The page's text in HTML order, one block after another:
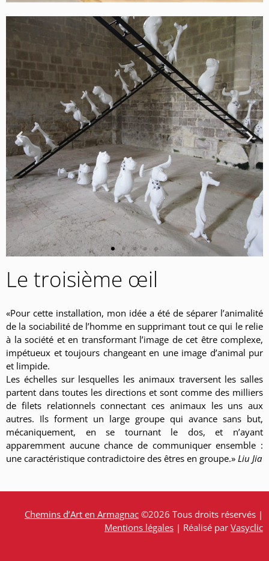
Le troisième œil
«Pour cette installation, mon idée a été de séparer l’animalité
de la sociabilité de l’homme en supprimant tout ce qui le relie
à la société et en transformant l’image de cet être complexe,
impétueux et toujours changeant en une image d’animal pur
et limpide.
Les échelles sur lesquelles les animaux traversent les salles
partent dans toutes les directions et sont comme des milliers
de filets relationnels connectant ces animaux les uns aux
autres. Ils forment un large groupe qui avance sans but,
mécaniquement, en se tournant le dos, et n’ayant
apparemment aucune chance de communiquer ensemble :
une caractéristique contradictoire des êtres en groupe.» Liu Jia
Chemins d’Art en Armagnac ©2026 Tous droits réservés |
Mentions légales | Réalisé par Vasyclic